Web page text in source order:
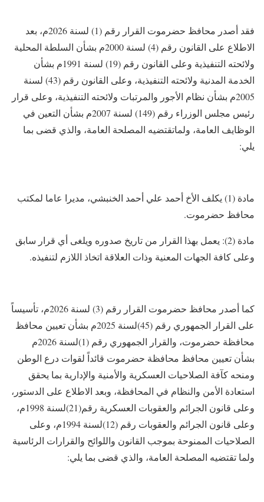
فقد أصدر محافظ حضرموت القرار رقم (1) لسنة 2026م، بعد
الاطلاع على القانون رقم (4) لسنة 2000م بشأن السلطة المحلية
ولائحته التنفيذية وعلى القانون رقم (19) لسنة 1991م بشأن
الخدمة المدنية ولائحته التنفيذية، وعلى القانون رقم (43) لسنة
2005م بشأن نظام الأجور والمرتبات ولائحته التنفيذية، وعلى قرار
رئيس مجلس الوزراء رقم (149) لسنة 2007م بشأن التعين في
الوظايف العامة، ولماتقتضيه المصلحة العامة، والذي قضى بما
يلي:
مادة (1) يكلف الأخ أحمد علي أحمد الخنبشي، مديرا عاما لمكتب
محافظ حضرموت.
مادة (2): يعمل بهذا القرار من تاريخ صدوره ويلغى أي قرار سابق
وعلى كافة الجهات المعنية وذات العلاقة اتخاذ اللازم لتنفيذه.
كما أصدر محافظ حضرموت القرار رقم (3) لسنة 2026م، تأسيساً
على القرار الجمهوري رقم (45)لسنة 2025م بشأن تعيين محافظ
محافظة حضرموت، والقرار الجمهوري رقم (1)لسنة 2026م
بشأن تعيين محافظ محافظة حضرموت قائداً لقوات درع الوطن
ومنحه كآفة الصلاحيات العسكرية والأمنية والإدارية بما يحقق
استعادة الأمن والنظام في المحافظة، وبعد الاطلاع على الدستور،
وعلى قانون الجرائم والعقوبات العسكرية رقم(21)لسنة 1998م،
وعلى قانون الجرائم والعقوبات رقم (12)لسنة 1994م، وعلى
الصلاحيات الممنوحة بموجب القانون واللوائح والقرارات الرئاسية
ولما تقتضيه المصلحة العامة، والذي قضى بما يلي: